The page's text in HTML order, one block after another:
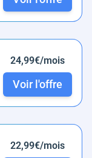
24,99€/mois
Voir l'offre
22,99€/mois